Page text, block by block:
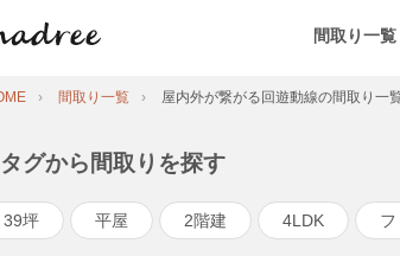
間取り一覧
間取り一覧 屋内外が繋がる回遊動線の間取り一
グから間取りを探す
39坪 平屋 2階建 4LDK